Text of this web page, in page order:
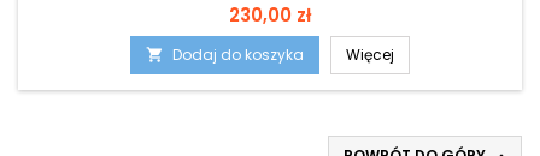
Cena
230,00 zł
 Dodaj do koszyka Więcej